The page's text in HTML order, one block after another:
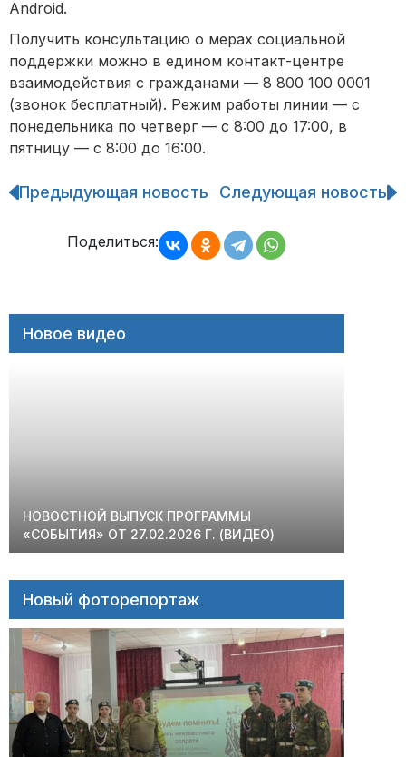
Android.
Получить консультацию о мерах социальной
поддержки можно в едином контакт-центре
взаимодействия с гражданами — 8 800 100 0001
(звонок бесплатный). Режим работы линии — с
понедельника по четверг — с 8:00 до 17:00, в
пятницу — с 8:00 до 16:00.
Навигация
записям
Предыдующая новость Следующая новость
Поделиться:
Новое видео
НОВОСТНОЙ ВЫПУСК ПРОГРАММЫ
«СОБЫТИЯ» ОТ 27.02.2026 Г. (ВИДЕО)
Новый фоторепортаж